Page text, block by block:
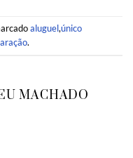
aluguel,único
.
MACHADO